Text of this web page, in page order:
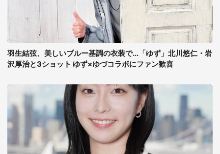
羽生結弦、美しいブルー基調の衣装で...「ゆず」北川悠仁・岩
沢厚治と3ショット ゆず×ゆづコラボにファン歓喜